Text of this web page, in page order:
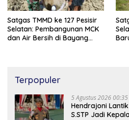
Satgas TMMD ke 127 Pesisir
Selatan: Pembangunan MCK
dan Air Bersih di Bayang
Terpopuler
5 Agustus 2026 00:35
Hendrajoni
S.STP Jadi